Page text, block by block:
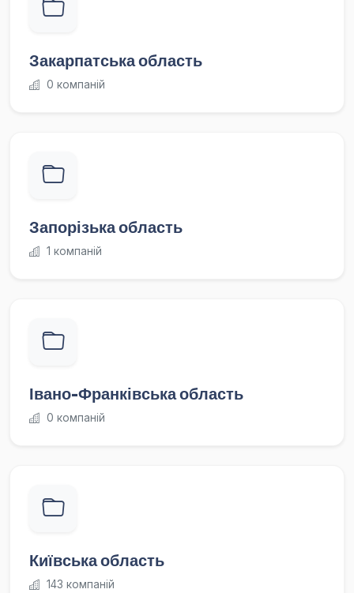
Закарпатська область
0 компаній
Запорізька область
1 компаній
Івано-Франківська область
0 компаній
Київська область
143 компаній